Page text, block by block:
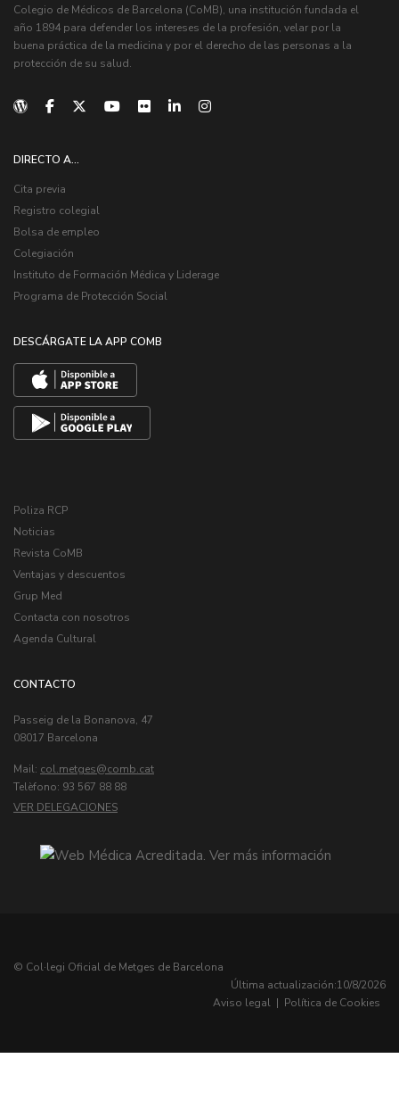
Colegio de Médicos de Barcelona (CoMB), una institución fundada el
año 1894 para defender los intereses de la profesión, velar por la
buena práctica de la medicina y por el derecho de las personas a la
protección de su salud.
DIRECTO A...
Cita previa
Registro colegial
Bolsa de empleo
Colegiación
Instituto de Formación Médica y Liderage
Programa de Protección Social
DESCÁRGATE LA APP COMB
Poliza RCP
Noticias
Revista CoMB
Ventajas y descuentos
Grup Med
Contacta con nosotros
Agenda Cultural
CONTACTO
Passeig de la Bonanova, 47
08017 Barcelona
Mail: col.metges
Telèfono: 93 567 88 88
VER DELEGACIONES
© Col·legi Oficial de Metges de Barcelona
Última actualización:10/8/2026
Aviso legal | Política de Cookies